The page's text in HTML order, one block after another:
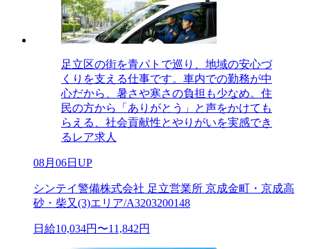
足立区の街を青パトで巡り、地域の安心づ
くりを支える仕事です。車内での勤務が中
心だから、暑さや寒さの負担も少なめ。住
民の方から「ありがとう」と声をかけても
らえる、社会貢献性とやりがいを実感でき
るレア求人
08月06日UP
シンテイ警備株式会社 足立営業所 京成金町・京成高
砂・柴又(3)エリア/A3203200148
日給10,034円〜11,842円